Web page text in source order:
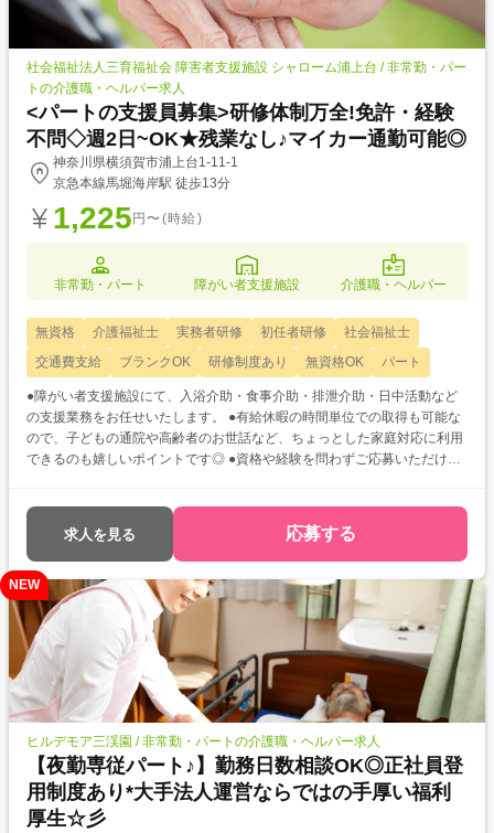
社会福祉法人三育福祉会 障害者支援施設 シャローム浦上台 / 非常勤・パー
トの介護職・ヘルパー求人
<パートの支援員募集>研修体制万全!免許・経験
不問◇週2日~OK★残業なし♪マイカー通勤可能◎
神奈川県横須賀市浦上台1-11-1
京急本線馬堀海岸駅 徒歩13分
1,225 円〜(時給)
非常勤・パート 障がい者支援施設 介護職・ヘルパー
無資格 介護福祉士 実務者研修 初任者研修
社会福祉士
交通費支給
ブランクOK 研修制度あり 無資格OK パート
●障がい者支援施設にて、入浴介助・食事介助・排泄介助・日中活動など
の支援業務をお任せいたします。 ●有給休暇の時間単位での取得も可能な
ので、子どもの通院や高齢者のお世話など、ちょっとした家庭対応に利用
できるのも嬉しいポイントです◎ ●資格や経験を問わずご応募いただけま
求人を見る 応募する
NEW
ヒルデモア三渓園 / 非常勤・パートの介護職・ヘルパー求人
【夜勤専従パート♪】勤務日数相談OK◎正社員登
用制度あり*大手法人運営ならではの手厚い福利
厚生☆彡